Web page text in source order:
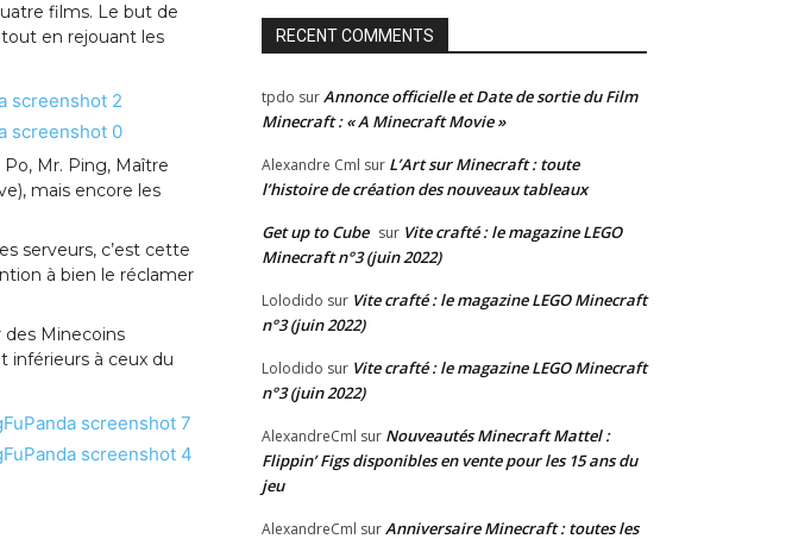
films. Le but de
en rejouant les
Mr. Ping, Maître
mais encore les
serveurs, c’est cette
à bien le réclamer
des Minecoins
inférieurs à ceux du
RECENT COMMENTS
tpdo surAnnonce officielle et Date de sortie du Film
Minecraft : « A Minecraft Movie »
Alexandre Cml sur L’Art sur Minecraft : toute
l’histoire de création des nouveaux tableaux
Get up to Cube sur Vite crafté : le magazine LEGO
Minecraft n°3 (juin 2022)
Lolodido sur Vite crafté : le magazine LEGO Minecraft
n°3 (juin 2022)
Lolodido sur Vite crafté : le magazine LEGO Minecraft
n°3 (juin 2022)
AlexandreCml sur Nouveautés Minecraft Mattel :
Flippin’ Figs disponibles en vente pour les 15 ans du
jeu
AlexandreCml surAnniversaire Minecraft : toutes les